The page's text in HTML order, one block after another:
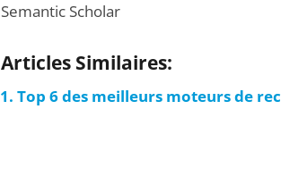
Semantic Scholar
Articles Similaires:
Top 6 des meilleurs moteurs de